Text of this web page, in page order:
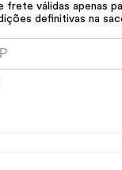
frete válidas apenas
definitivas na